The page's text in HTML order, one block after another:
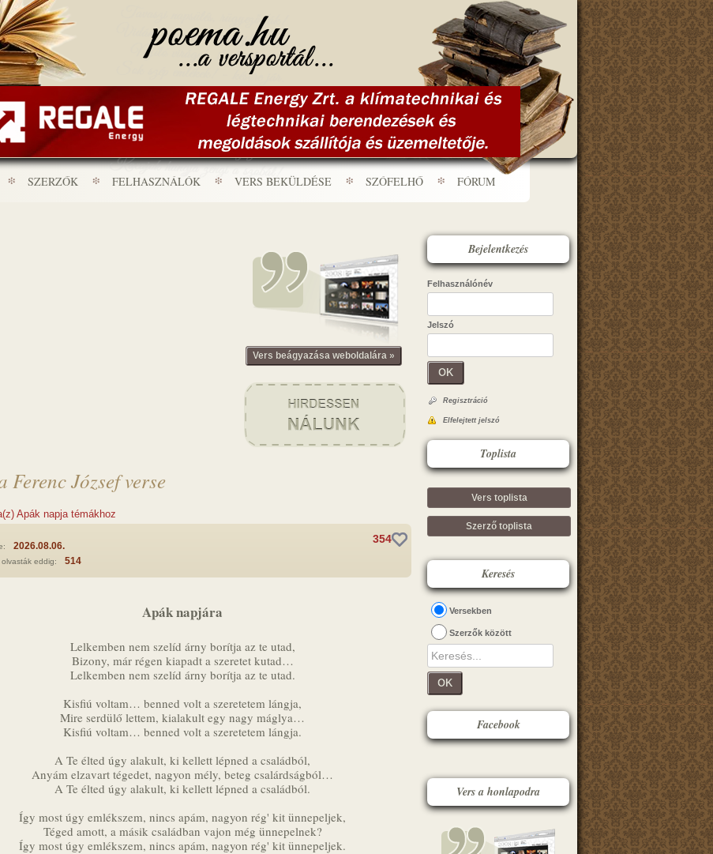
SZERZŐK FELHASZNÁLÓK VERS BEKÜLDÉSE SZÓFELHŐ FÓRUM
Vers beágyazása weboldalára »
Ferenc József verse
Apák napja témákhoz
2026.08.06.
eddig: 514
354
Apák napjára
Lelkemben nem szelíd árny borítja az te utad,
Bizony, már régen kiapadt a szeretet kutad…
Lelkemben nem szelíd árny borítja az te utad.
Kisfiú voltam… benned volt a szeretetem lángja,
Mire serdülő lettem, kialakult egy nagy máglya…
Kisfiú voltam… benned volt a szeretetem lángja.
A Te élted úgy alakult, ki kellett lépned a családból,
Anyám elzavart tégedet, nagyon mély, beteg csalárdságból…
A Te élted úgy alakult, ki kellett lépned a családból.
Így most úgy emlékszem, nincs apám, nagyon rég' kit ünnepeljek,
Téged amott, a másik családban vajon még ünnepelnek?
Így most úgy emlékszem, nincs apám, nagyon rég' kit ünnepeljek.
Bejelentkezés
Felhasználónév
Jelszó
OK
Regisztráció
Elfelejtett jelszó
Toplista
Vers toplista
Szerző toplista
Keresés
Versekben
Szerzők között
OK
Facebook
Vers a honlapodra